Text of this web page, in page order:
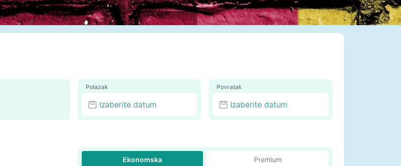
Polazak
Izaberite datum
Povratak
Izaberite datum
Ekonomska Premium